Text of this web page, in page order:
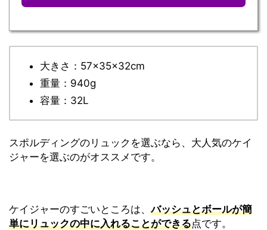
大きさ：57×35×32cm
重量：940g
容量：32L
スポルディングのリュックを選ぶなら、大人気のケイ
ジャーを選ぶのがオススメです。
ケイジャーのすごいところは、バッシュとボールが簡
単にリュックの中に入れることができる点です。